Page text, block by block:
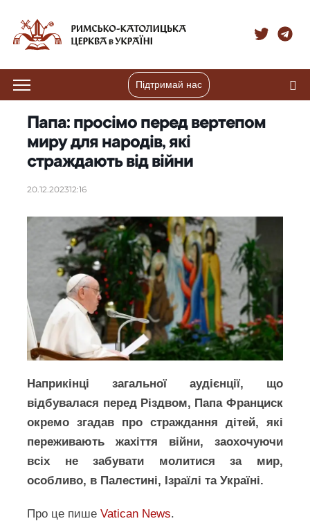
Підтримай нас
Папа: просімо перед вертепом
миру для народів, які
страждають від війни
20.12.202312:16
Наприкінці загальної аудієнції, що
відбувалася перед Різдвом, Папа Франциск
окремо згадав про страждання дітей, які
переживають жахіття війни, заохочуючи
всіх не забувати молитися за мир,
особливо, в Палестині, Ізраїлі та Україні.
Про це пишеVatican News.